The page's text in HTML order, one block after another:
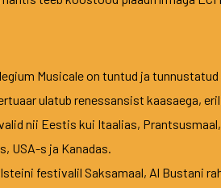
Musicale on tuntud ja
ulatub renessansist kaasaega,
nii Eestis kui Itaalias,
USA-s ja Kanadas.
festivalil Saksamaal, Al Bustani